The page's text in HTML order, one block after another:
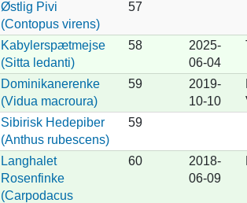
Østlig Pivi
(Contopus virens)
57
Kabylerspætmejse
(Sitta ledanti)
58
2025-
06-04
Dominikanerenke
(Vidua macroura)
59
2019-
10-10
Sibirisk Hedepiber
(Anthus rubescens)
59
Langhalet
Rosenfinke
(Carpodacus
60
2018-
06-09